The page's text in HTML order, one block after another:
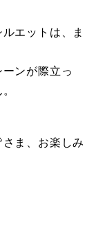
エットは、ま
ンが際立っ
ま、お楽しみ